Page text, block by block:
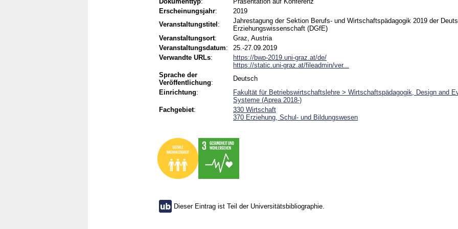
Erscheinungsjahr:
2019
Veranstaltungstitel :
Jahrestagung der Sektion Berufs- und Wirtschaftspädagogik 2019 der
Erziehungswissenschaft (DGfE)
Veranstaltungsort:
Graz, Austria
Veranstaltungsdatum:
25.-27.09.2019
Verwandte URLs:
https://bwp-2019.uni-graz.at/de/
https://static.uni-graz.at/fileadmin/ver...
Sprache der
Veröffentlichung:
Deutsch
Einrichtung:
Fakultät für Betriebswirtschaftslehre > Wirtschaftspädagogik, Design and
Systeme (Aprea 2018-)
Fachgebiet:
330 Wirtschaft
370 Erziehung, Schul- und Bildungswesen
Dieser Eintrag ist Teil der Universitätsbibliographie.